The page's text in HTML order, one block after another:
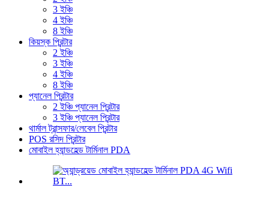
3 ইঞ্চি
4 ইঞ্চি
8 ইঞ্চি
কিয়স্ক প্রিন্টার
2 ইঞ্চি
3 ইঞ্চি
4 ইঞ্চি
8 ইঞ্চি
প্যানেল প্রিন্টার
2 ইঞ্চি প্যানেল প্রিন্টার
3 ইঞ্চি প্যানেল প্রিন্টার
থার্মাল ট্রান্সফার/লেবেল প্রিন্টার
POS রসিদ প্রিন্টার
মোবাইল হ্যান্ডহেল্ড টার্মিনাল PDA